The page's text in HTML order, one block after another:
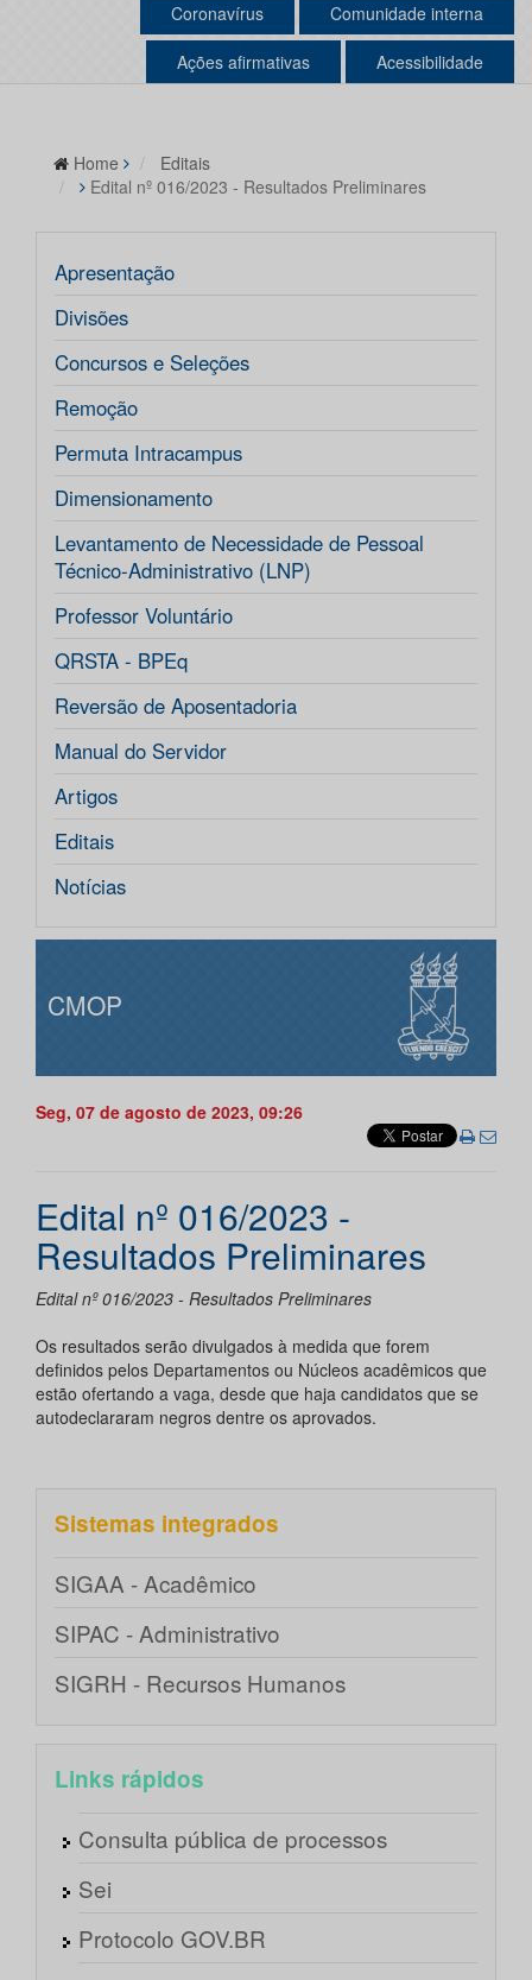
Coronavírus Comunidade interna
Ações afirmativas Acessibilidade
Home
Editais
Edital nº 016/2023 - Resultados Preliminares
Apresentação
Divisões
Concursos e Seleções
Remoção
Permuta Intracampus
Dimensionamento
Levantamento de Necessidade de Pessoal
Técnico-Administrativo (LNP)
Professor Voluntário
QRSTA - BPEq
Reversão de Aposentadoria
Manual do Servidor
Artigos
Editais
Notícias
CMOP
Seg, 07 de agosto de 2023, 09:26
Edital nº 016/2023 -
Resultados Preliminares
Edital nº 016/2023 - Resultados Preliminares
Os resultados serão divulgados à medida que forem
definidos pelos Departamentos ou Núcleos acadêmicos que
estão ofertando a vaga, desde que haja candidatos que se
autodeclararam negros dentre os aprovados.
Sistemas integrados
SIGAA - Acadêmico
SIPAC - Administrativo
SIGRH - Recursos Humanos
Links rápidos
Consulta pública de processos
Sei
Protocolo GOV.BR